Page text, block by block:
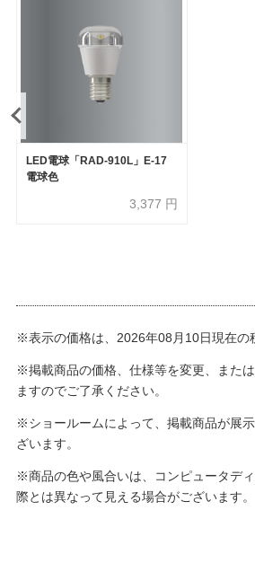
LED電球「RAD-910L」E-17
電球色
3,377 円
※表示の価格は、2026年08月10日現在の
※掲載商品の価格、仕様等を変更、また
ますのでご了承ください。
※ショールームによって、掲載商品が展
ざいます。
※商品の色や風合いは、コンピュータデ
際とは異なって見える場合がございます。